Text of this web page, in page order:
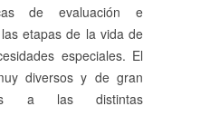
de evaluación e
etapas de la vida de
especiales. El
diversos y de gran
a las distintas